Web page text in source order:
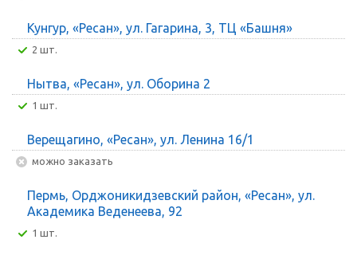
Кунгур, «Ресан», ул. Гагарина, 3, ТЦ «Башня»
2 шт.
Нытва, «Ресан», ул. Оборина 2
1 шт.
Верещагино, «Ресан», ул. Ленина 16/1
Можно заказать
Пермь, Орджоникидзевский район, «Ресан», ул.
Академика Веденеева, 92
1 шт.